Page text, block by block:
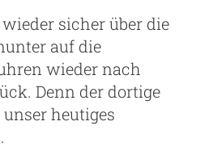
sicher über die
auf die
wieder nach
Denn der dortige
heutiges